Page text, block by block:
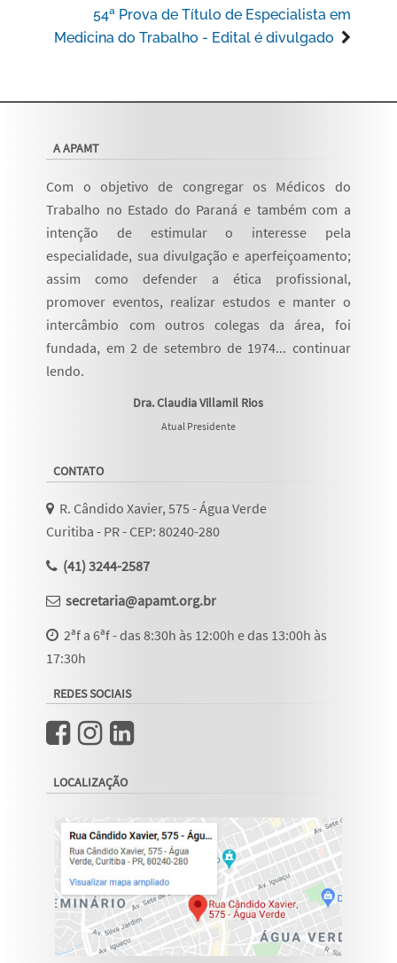
54ª Prova de Título de Especialista em
Medicina do Trabalho - Edital é divulgado
A APAMT
Com o objetivo de congregar os Médicos do
Trabalho no Estado do Paraná e também com a
intenção de estimular o interesse pela
especialidade, sua divulgação e aperfeiçoamento;
assim como defender a ética profissional,
promover eventos, realizar estudos e manter o
intercâmbio com outros colegas da área, foi
fundada, em 2 de setembro de 1974... continuar
lendo.
Dra. Claudia Villamil Rios
Atual Presidente
CONTATO
R. Cândido Xavier, 575 - Água Verde
Curitiba - PR - CEP: 80240-280
(41) 3244-2587
secretaria@apamt.org.br
2ªf a 6ªf - das 8:30h às 12:00h e das 13:00h às
17:30h
REDES SOCIAIS
LOCALIZAÇÃO